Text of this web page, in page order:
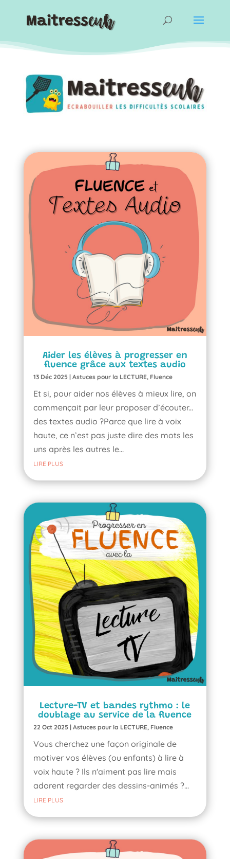
Aider les élèves à progresser en
fluence grâce aux textes audio
13 Déc 2025 | Astuces pour la LECTURE, Fluence
Et si, pour aider nos élèves à mieux lire, on
commençait par leur proposer d’écouter...
des textes audio ?Parce que lire à voix
haute, ce n’est pas juste dire des mots les
uns après les autres le...
LIRE PLUS
Lecture-TV et bandes rythmo : le
doublage au service de la fluence
22 Oct 2025 | Astuces pour la LECTURE, Fluence
Vous cherchez une façon originale de
motiver vos élèves (ou enfants) à lire à
voix haute ? Ils n'aiment pas lire mais
adorent regarder des dessins-animés ?...
LIRE PLUS